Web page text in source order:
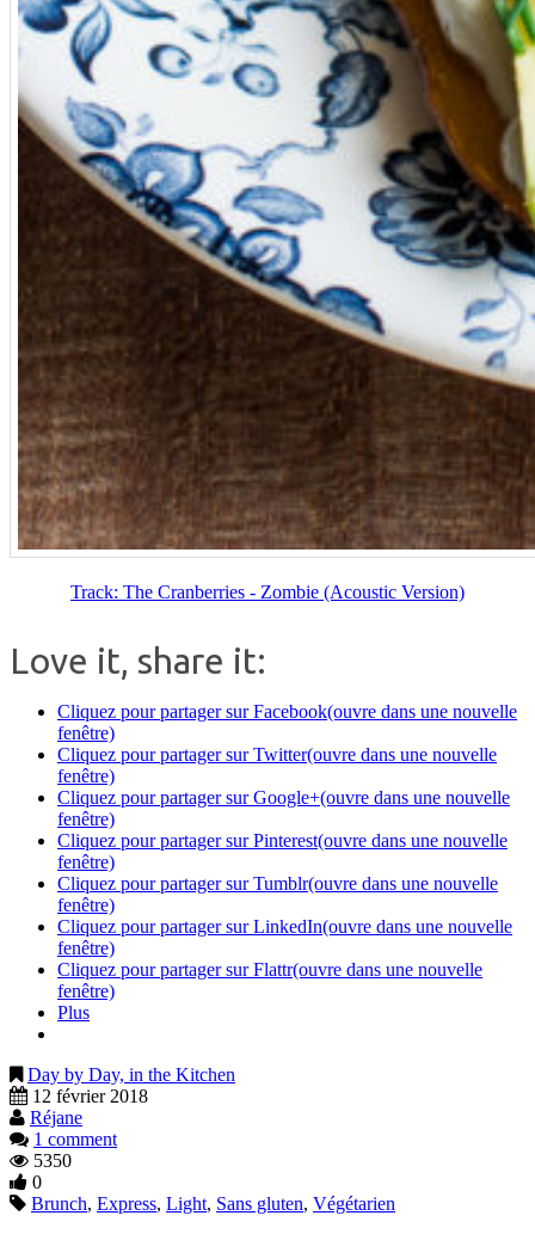
Track: The Cranberries - Zombie (Acoustic Version)
Love it, share it:
Cliquez pour partager sur Facebook(ouvre dans une nouvelle
fenêtre)
Cliquez pour partager sur Twitter(ouvre dans une nouvelle
fenêtre)
Cliquez pour partager sur Google+(ouvre dans une nouvelle
fenêtre)
Cliquez pour partager sur Pinterest(ouvre dans une nouvelle
fenêtre)
Cliquez pour partager sur Tumblr(ouvre dans une nouvelle
fenêtre)
Cliquez pour partager sur LinkedIn(ouvre dans une nouvelle
fenêtre)
Cliquez pour partager sur Flattr(ouvre dans une nouvelle
fenêtre)
Plus
Day by Day, in the Kitchen
12 février 2018
Réjane
1 comment
5350
0
Brunch, Express, Light, Sans gluten, Végétarien